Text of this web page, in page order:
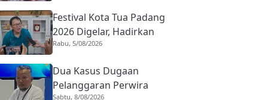
dengan Seorang Sopir
Festival Kota Tua Padang
2026 Digelar, Hadirkan
Peserta Barongsai dari
Rabu, 5/08/2026
Dua Kasus Dugaan
Pelanggaran Perwira
Sabtu, 8/08/2026